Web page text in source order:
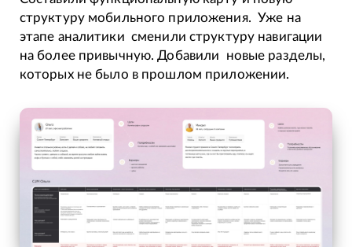
структуру мобильного приложения. Уже на
этапе аналитики сменили структуру навигации
на более привычную. Добавили новые разделы,
которых не было в прошлом приложении.